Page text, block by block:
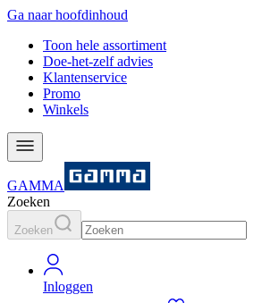
Ga naar hoofdinhoud
Toon hele assortiment
Doe-het-zelf advies
Klantenservice
Promo
Winkels
GAMMA
Zoeken
Zoeken
Inloggen